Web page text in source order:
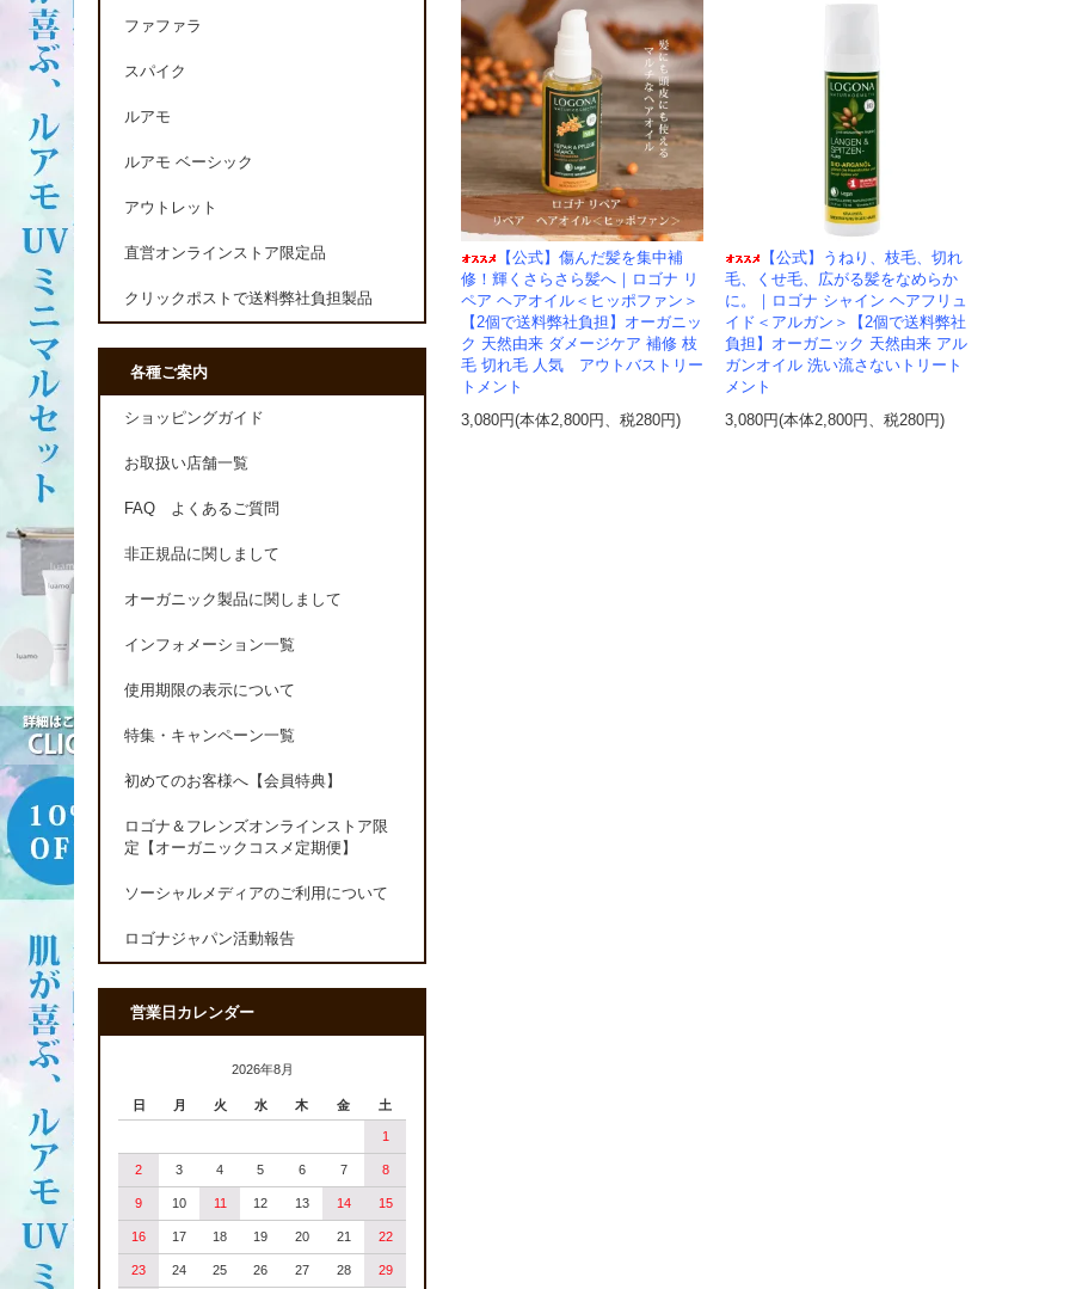
【公式】傷んだ髪を集中補
修！輝くさらさら髪へ｜ロゴナ リ
ペア ヘアオイル＜ヒッポファン＞
【2個で送料弊社負担】オーガニッ
ク 天然由来 ダメージケア 補修 枝
毛 切れ毛 人気 アウトバストリー
トメント
3,080円(本体2,800円、税280円)
【公式】うねり、枝毛、切れ
毛、くせ毛、広がる髪をなめらか
に。｜ロゴナ シャイン ヘアフリュ
イド＜アルガン＞【2個で送料弊社
負担】オーガニック 天然由来 アル
ガンオイル 洗い流さないトリート
メント
3,080円(本体2,800円、税280円)
ファファラ
スパイク
ルアモ
ルアモ ベーシック
アウトレット
直営オンラインストア限定品
クリックポストで送料弊社負担製品
各種ご案内
ショッピングガイド
お取扱い店舗一覧
FAQ よくあるご質問
非正規品に関しまして
オーガニック製品に関しまして
インフォメーション一覧
使用期限の表示について
特集・キャンペーン一覧
初めてのお客様へ【会員特典】
ロゴナ＆フレンズオンラインストア限
定【オーガニックコスメ定期便】
ソーシャルメディアのご利用について
ロゴナジャパン活動報告
営業日カレンダー
2026年8月
日 月 火 水 木 金 土
1
2 3 4 5 6 7 8
9 10 11 12 13 14 15
16 17 18 19 20 21 22
23 24 25 26 27 28 29